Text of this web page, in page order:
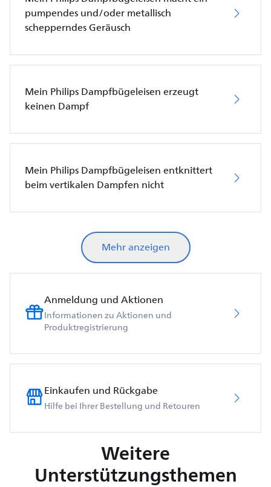
pumpendes und/oder metallisch
schepperndes Geräusch
Mein Philips Dampfbügeleisen erzeugt
keinen Dampf
Mein Philips Dampfbügeleisen entknittert
beim vertikalen Dampfen nicht
Mehr anzeigen
Anmeldung und Aktionen
Informationen zu Aktionen und
Produktregistrierung
Einkaufen und Rückgabe
Hilfe bei Ihrer Bestellung und Retouren
Weitere
Unterstützungsthemen